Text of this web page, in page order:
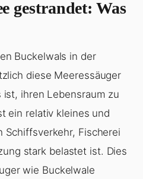
gestrandet: Was
Buckelwals in der
diese Meeressäuger
ihren Lebensraum zu
ein relativ kleines und
Schiffsverkehr, Fischerei
stark belastet ist. Dies
wie Buckelwale